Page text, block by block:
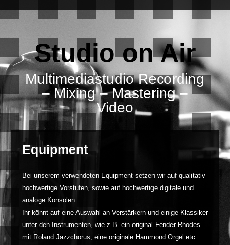
Studio on Air
Multimediastudio Recording
– Mixing – Mastering –
Video
Equipment
Bei unserem verwendeten Equipment setzen wir auf qualitativ
hochwertige Vorstufen, sowie auf hochwertige digitale und
analoge Konsolen.
Ihr könnt auf eine Auswahl an Verstärkern und einige Klassiker
unter den Instrumenten, wie z.B. ein original Fender Rhodes
mit Roland Jazzchorus, eine originale Hammond Orgel etc.